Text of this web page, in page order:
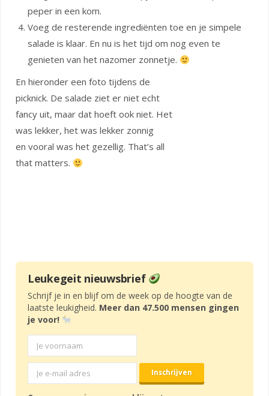
peper in een kom.
Voeg de resterende ingrediënten toe en je simpele
salade is klaar. En nu is het tijd om nog even te
genieten van het nazomer zonnetje.
En hieronder een foto tijdens de
picknick. De salade ziet er niet echt
fancy uit, maar dat hoeft ook niet. Het
was lekker, het was lekker zonnig
en vooral was het gezellig. That’s all
that matters.
Leukegeit nieuwsbrief
Schrijf je in en blijf om de week op de hoogte van de
laatste leukigheid. Meer dan 47.500 mensen gingen
je voor!